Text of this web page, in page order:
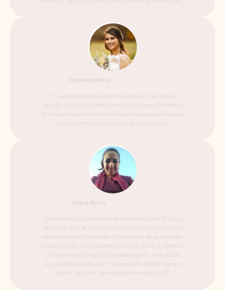
Julyana Néris
O curso Mamãe Leve me ajudou a ter uma
relação mais consciente em relação aos alimentos
e a fazer escolhas mais inteligentes e equilibradas
para a minha nutrição e do meu bebê.
Clara Alves
Amei muito o conteúdo do Mamãe Leve! Dá pra
perceber que as aulas são embasadas em estudos
recentes e são cheias de informação de qualidade!
Após o curso, sinto que estou mais apta a oferecer
o melhor pro meu filho desde agora… e as aulas
são, de fato, leves… sem terrorismo alimentar e a
partir de uma abordagem empática 🙂